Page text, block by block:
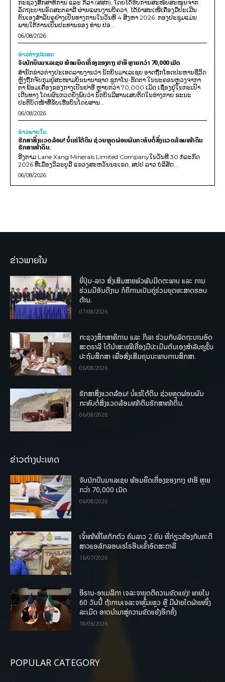
ກະຊວງສຶກສາທິການ ແລະ ກິລາ (ສສກ), ໂດຍໄດ້ຮັບການສະໜັບສະໜູນຈາກ
ລັດຖະບານອົດສະຕຣາລີ ຜ່ານແຜນງານບີຄວາ, ໄດ້ນຳສະເໜີເຄື່ອງມືປະເມີນ
ຕົນເອງສຳລັບຄູຢ່າງເປັນທາງການໃນວັນທີ 4 ສິງຫາ 2026. ກອງປະຊຸມແມ່ນ
ພາຍໃຕ້ການເປັນປະທານຂອງ ທ່ານ ປອ...
06/08/2026
ຂ່າວຕ່າງປະເທດ
ຈັບນັກບິນມາເລເຊຍ ພ້ອມຍຶດເຄື່ອງຂອງກາງ ຢາອີ ຫຼາຍກວ່າ 70,000 ເມັດ
ສຳນັກຂ່າວຕ່າງປະເທດລາຍງານວ່າ ນັກບິນມາເລເຊຍ ອາດຖືກໂທດປະຫານຊີວິດ
ຫຼັງຖືກຈັບກຸມຢູ່ສະໜາມບິນນານາຊາດ ຊູກາໂນ-ຮັດຕາ ໃນນະຄອນຫຼວງຈາກາ
ຕາ ພ້ອມເຄື່ອງຂອງກາງເປັນຢາອີ ຫຼາຍກວ່າ 70,000 ເມັດ ເຊື່ອງຢູ່ໃນກະເປົາ
ເດີນທາງ ໂດຍຜົນກວດຍັງພົບວ່າ ນັກບິນມີສານເສບຕິດໃນຮ່າງກາຍ ຂະນະ
ປະຕິບັດໜ້າທີ່ຂັບເຮືອບິນໂດຍສານ...
06/08/2026
ຂ່າວພາຍ​ໃນ
ຮັກສາສິ່ງແວດລ້ອມ! ບໍ່ແຮ່ໃຕ້ດິນ ຊ່ວຍຫຼຸດຜ່ອນຜົນກະທົບຕໍ່ສິ່ງແວດລ້ອມໜ້າດິນ
ຮັກສາໜ້າດິນ.
ອີງຕາມ Lane Xang Minerals Limited Companyໃນວັນທີ 30 ກໍລະກົດ
2026 ທີ່ເມືອງວິລະບູລີ ແຂວງສະຫວັນນະເຂດ, ສປປ ລາວ ບໍລິສັດ...
06/08/2026
ຂ່າວພາຍໃນ
ຍີ່ປຸ່ນ-ລາວ ສົ່ງເສີມສາຍພົວພັນມິດຕະພາບ ແລະ ການ
ຮ່ວມມືອັນດີງາມ ກໍຄືການເປັນຄູ່ຮ່ວມຍຸດທະສາດຮອບ
ດ້ານ.
07/08/2026
ກະຊວງສຶກສາທິການ ແລະ ກິລາ ຮ່ວມກັບລັດຖະບານອົດ
ສະຕຣາລີ ໄດ້ນຳສະເໜີເຄື່ອງມືປະເມີນຕົນເອງສຳລັບຄູຊັ້ນ
ປະຖົມສຶກສາ ເພື່ອສົ່ງເສີມຄຸນນະພາບການສຶກສາ.
06/08/2026
ຮັກສາສິ່ງແວດລ້ອມ! ບໍ່ແຮ່ໃຕ້ດິນ ຊ່ວຍຫຼຸດຜ່ອນຜົນ
ກະທົບຕໍ່ສິ່ງແວດລ້ອມໜ້າດິນຮັກສາໜ້າດິນ.
06/08/2026
ຂ່າວຕ່າງປະເທດ
ຈັບນັກບິນມາເລເຊຍ ພ້ອມຍຶດເຄື່ອງຂອງກາງ ຢາອີ ຫຼາຍ
ກວ່າ 70,000 ເມັດ
06/08/2026
ເຈົ້າໜ້າທີ່ໄທກັກຕົວ ຄົນລາວ 2 ຄົນ ທີ່ກ່ຽວຂ້ອງກັບຄະດີ
ສາວແອລັກລອບເຮໂຣອີນເຂົ້າອົດສະຕາລີ
16/07/2026
ອີຣານ-ອາເມລິກາ ເຈລະຈາຍຸດຕິຄວາມຂັດແຍ່ງ! ພາຍໃນ
60 ວັນນີ້ ຖ້າການເຈລະຈາຫຼົ້ມເຫຼວ ຫຼື ມີຝ່າຍໃດຝ່າຍໜຶ່ງ
ລະເມີດ ອາດນໍາມາສູ່ຄວາມຂັດແຍ້ງອີກຄັ້ງ
18/06/2026
POPULAR CATEGORY